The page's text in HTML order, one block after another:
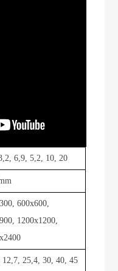
6,9, 5,2, 10, 20
600x600,
1200x1200,
12,7, 25,4, 30, 40, 45